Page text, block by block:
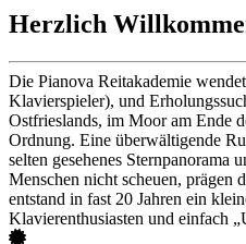
Herzlich
Die Pianova Reitakademie
Klavierspieler), und
Ostfrieslands, im Moor am Ende
Ordnung. Eine überwältigende
selten gesehenes Sternpanorama
Menschen nicht scheuen, prägen
entstand in fast 20 Jahren ein
Klavierenthusiasten und einfach